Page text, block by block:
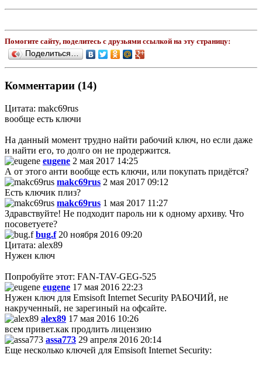
Помогите сайту, поделитесь с друзьями ссылкой на эту страницу:
Поделиться…
Комментарии (14)
Цитата: makc69rus
вообще есть ключи
На данный момент трудно найти рабочий ключ, но если даже
и найти его, то долго он не продержится.
eugene 2 мая 2017 14:25
А от этого анти вообще есть ключи, или покупать придётся?
makc69rus 2 мая 2017 09:12
Есть ключик плиз?
makc69rus 1 мая 2017 11:27
Здравствуйте! Не подходит пароль ни к одному архиву. Что
посоветуете?
bug.f 20 ноября 2016 09:20
Цитата: alex89
Нужен ключ
Попробуйте этот: FAN-TAV-GEG-525
eugene 17 мая 2016 22:23
Нужен ключ для Emsisoft Internet Security РАБОЧИЙ, не
накрученный, не зарегиный на офсайте.
alex89 17 мая 2016 10:26
всем привет.как продлить лицензию
assa773 29 апреля 2016 20:14
Еще несколько ключей для Emsisoft Internet Security: